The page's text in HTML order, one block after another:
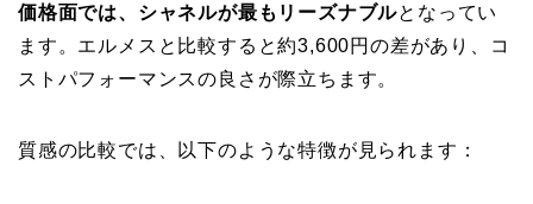
価格面では、シャネルが最もリーズナブルとなってい
ます。エルメスと比較すると約3,600円の差があり、コ
ストパフォーマンスの良さが際立ちます。
質感の比較では、以下のような特徴が見られます：